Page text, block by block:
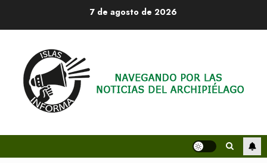
7 de agosto de 2026